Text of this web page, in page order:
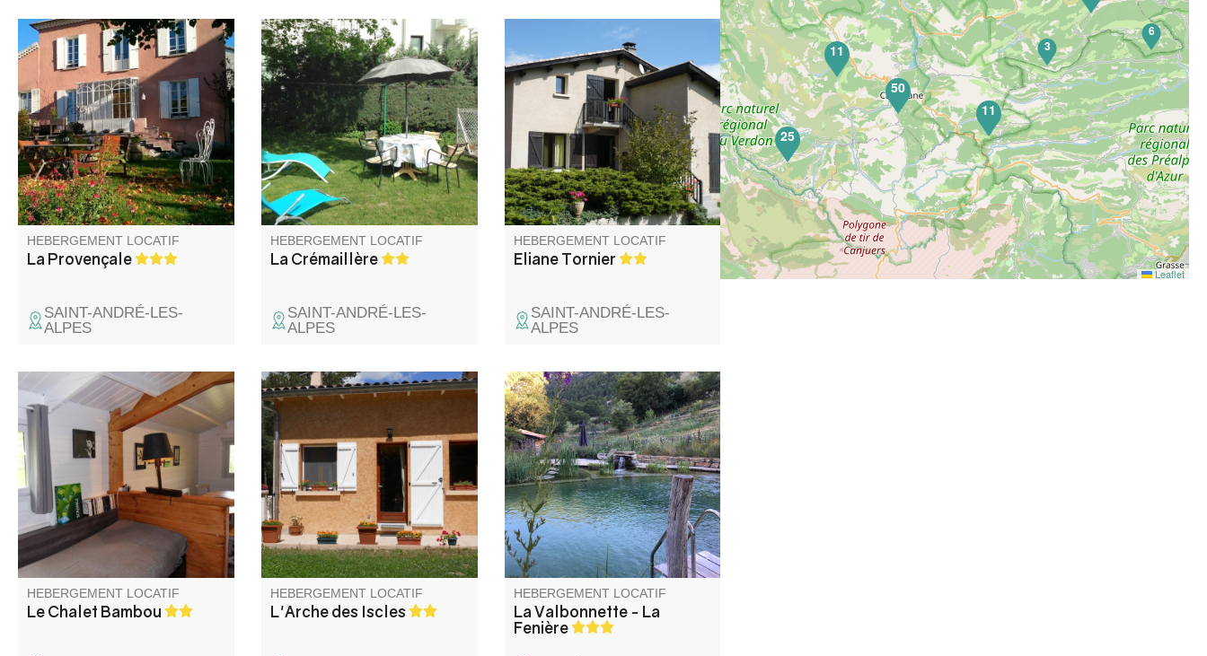
Studio équipé, au cœur du
village, dans une maison
ancienne de 1900, grand jardin
clos avec vue sur la montagne.
Rez-de-jardin de la villa des
propriétaires, vous pouvez
disposer du jardin ombragé.
Idéal pour les motos. Accueil
privilégié. A bientôt !
HEBERGEMENT LOCATIF
La Provençale
SAINT-ANDRÉ-LES-
ALPES
Villa comprenant le gîte et le
logement de la propriétaire
avec parking et jardins privatifs
située à 300 m du lac de
Castillon (base nautique,
baignade…) et à 100 m du
centre du village, de ses
commerces et de la gare des
Chemins de Fer de Provence.
HEBERGEMENT LOCATIF
La Crémaillère
SAINT-ANDRÉ-LES-
ALPES
Appartement à l'étage d'une
villa située dans un endroit
calme, avec une petite terrasse
offrant une vue dégagée sur
les montagnes. Tous
commerces à 500 m.
HEBERGEMENT LOCATIF
Eliane Tornier
SAINT-ANDRÉ-LES-
ALPES
Au Chalet le refuge, dans le
Parc naturel régional du
Verdon, à 1300 mètres
d'altitude, Luce Martin vous
accueille dans un véritable petit
paradis au cœur de la nature :
Yourte, roulotte ou chalet…
Laissez vous tenter !
HEBERGEMENT LOCATIF
Le Chalet Bambou
Verdon. Entre mer et neige,
détente et loisirs, découverte et
activités : Randonnées,
parapente, VTT, canoë Ski…
Idéal pour les amateurs de
calme et de nature.
HEBERGEMENT LOCATIF
L'Arche des Iscles
Situé entre les gorges du
Verdon et le Parc national du
Mercantour, la Valbonnette est
un lieu riche de sa biodiversité
et de la beauté de ses
paysages, insolite par son
isolement et le calme qui y
règne.
HEBERGEMENT LOCATIF
La Valbonnette - La
Fenière
25
11
3
6
11
50
Leaflet